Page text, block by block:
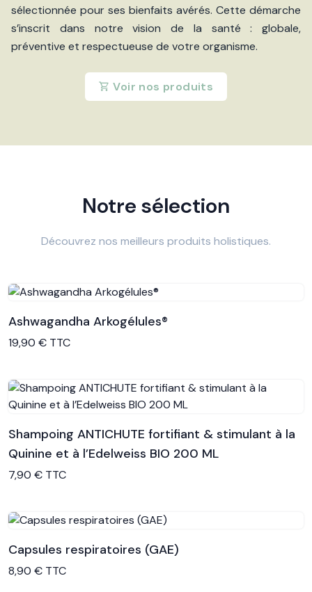
sélectionnée pour ses bienfaits avérés. Cette démarche
s’inscrit dans notre vision de la santé : globale,
préventive et respectueuse de votre organisme.
Voir nos produits
Notre sélection
Découvrez nos meilleurs produits holistiques.
Voir le produit
Ashwagandha Arkogélules®
19,90 € TTC
Voir le produit
Shampoing ANTICHUTE fortifiant & stimulant à la
Quinine et à l’Edelweiss BIO 200 ML
7,90 € TTC
Voir le produit
Capsules respiratoires (GAE)
8,90 € TTC